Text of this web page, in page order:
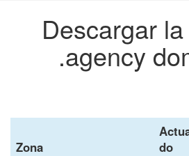
Descargar
.agency
Zona
do